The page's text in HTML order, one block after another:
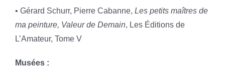
• Gérard Schurr, Pierre Cabanne, Les petits maîtres de
ma peinture, Valeur de Demain, Les Éditions de
L’Amateur, Tome V
Musées :